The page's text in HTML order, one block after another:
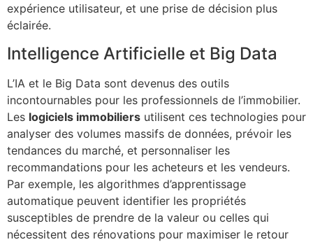
expérience utilisateur, et une prise de décision plus
éclairée.
Intelligence Artificielle et Big Data
L’IA et le Big Data sont devenus des outils
incontournables pour les professionnels de l’immobilier.
Les logiciels immobiliers utilisent ces technologies pour
analyser des volumes massifs de données, prévoir les
tendances du marché, et personnaliser les
recommandations pour les acheteurs et les vendeurs.
Par exemple, les algorithmes d’apprentissage
automatique peuvent identifier les propriétés
susceptibles de prendre de la valeur ou celles qui
nécessitent des rénovations pour maximiser le retour